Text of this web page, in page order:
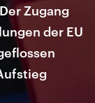
Zugang
der EU